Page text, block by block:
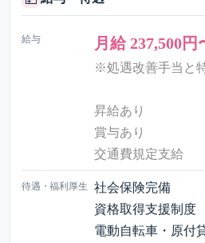
給与 月給 237,500円
※処遇改善手当と
昇給あり
賞与あり
交通費規定支給
待遇・福利厚生
社会保険完備
資格取得支援制度
電動自転車・原付